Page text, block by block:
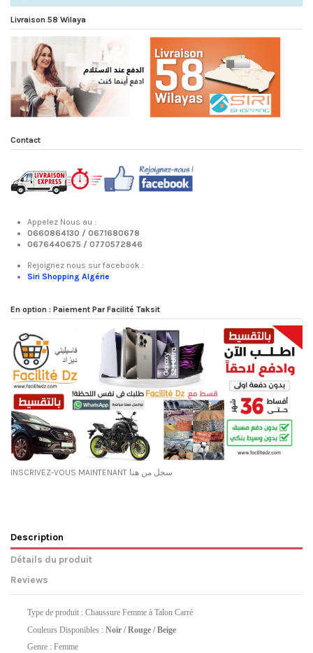
Livraison 58 Wilaya
Contact
Appelez Nous au :
0660864130 / 0671680678
0676440675 / 0770572846
Rejoignez nous sur facebook :
Siri Shopping Algérie
En option : Paiement Par Facilité Taksit
INSCRIVEZ-VOUS MAINTENANT سجل من هنا
Description
Détails du produit
Reviews
Type de produit : Chaussure Femme à Talon Carré
Couleurs Disponibles : Noir / Rouge / Beige
Genre : Femme